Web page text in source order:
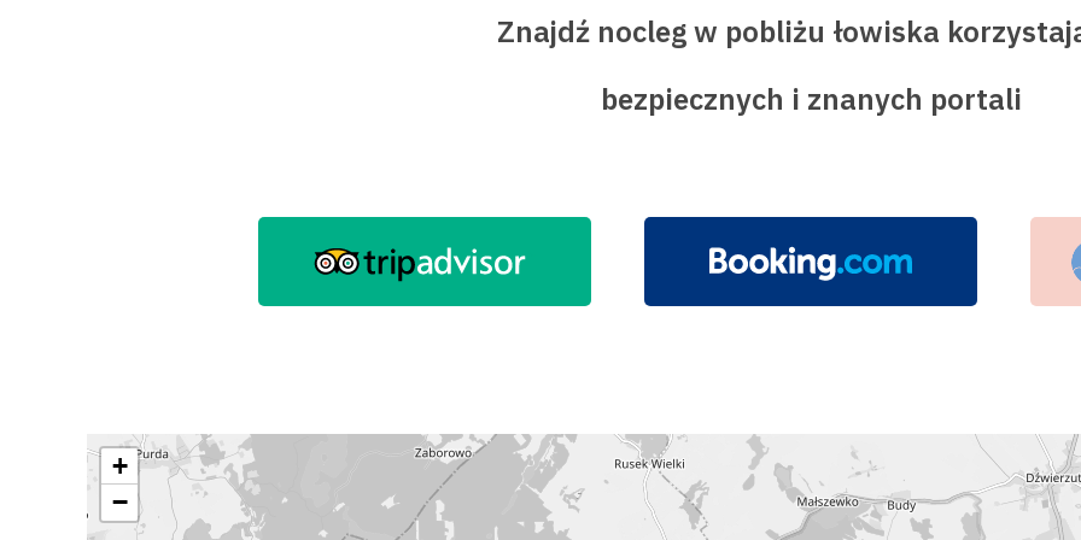
Znajdź nocleg w pobliżu łowiska
bezpiecznych i znanych portali
+
−